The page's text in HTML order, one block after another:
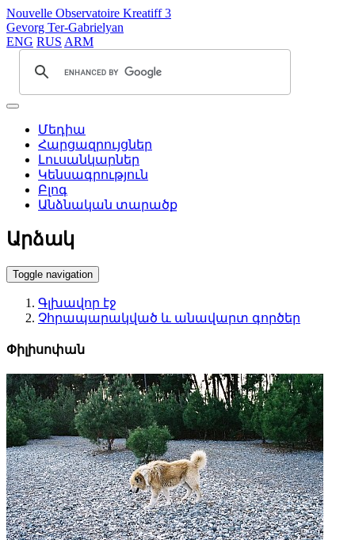
Nouvelle Observatoire Kreatiff 3
Gevorg Ter-Gabrielyan
ENG RUS ARM
Մեդիա
Հարցազրույցներ
Լուսանկարներ
Կենսագրություն
Բլոգ
Անձնական տարածք
Արձակ
Toggle navigation
Գլխավոր էջ
Չհրապարակված և անավարտ գործեր
Փիլիսոփան